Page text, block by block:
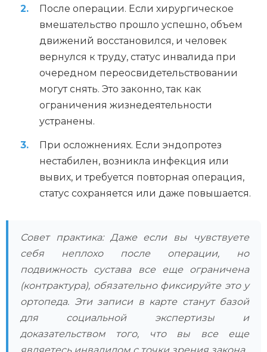
После операции. Если хирургическое
вмешательство прошло успешно, объем
движений восстановился, и человек
вернулся к труду, статус инвалида при
очередном переосвидетельствовании
могут снять. Это законно, так как
ограничения жизнедеятельности
устранены.
При осложнениях. Если эндопротез
нестабилен, возникла инфекция или
вывих, и требуется повторная операция,
статус сохраняется или даже повышается.
Совет практика: Даже если вы чувствуете
себя неплохо после операции, но
подвижность сустава все еще ограничена
(контрактура), обязательно фиксируйте это у
ортопеда. Эти записи в карте станут базой
для социальной экспертизы и
доказательством того, что вы все еще